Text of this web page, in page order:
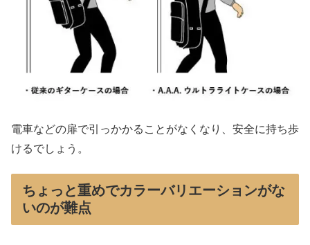
電車などの扉で引っかかることがなくなり、安全に持ち歩
けるでしょう。
ちょっと重めでカラーバリエーションがな
いのが難点